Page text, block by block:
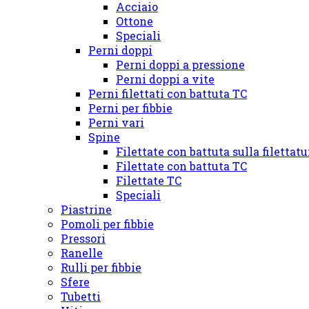
Acciaio
Ottone
Speciali
Perni doppi
Perni doppi a pressione
Perni doppi a vite
Perni filettati con battuta TC
Perni per fibbie
Perni vari
Spine
Filettate con battuta sulla
Filettate con battuta TC
Filettate TC
Speciali
Piastrine
Pomoli per fibbie
Pressori
Ranelle
Rulli per fibbie
Sfere
Tubetti